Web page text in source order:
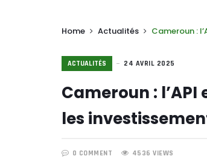
Home Actualités Cameroun :
ACTUALITÉS 24 AVRIL 2025
Cameroun :
les
0 COMMENT 4536 VIEWS